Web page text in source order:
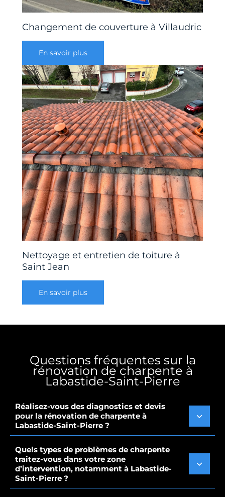
Changement de couverture à Villaudric
En savoir plus
Nettoyage et entretien de toiture à
Saint Jean
En savoir plus
Questions fréquentes sur la
rénovation de charpente à
Labastide-Saint-Pierre
Réalisez-vous des diagnostics et devis
pour la rénovation de charpente à
Labastide-Saint-Pierre ?
Quels types de problèmes de charpente
traitez-vous dans votre zone
d’intervention, notamment à Labastide-
Saint-Pierre ?